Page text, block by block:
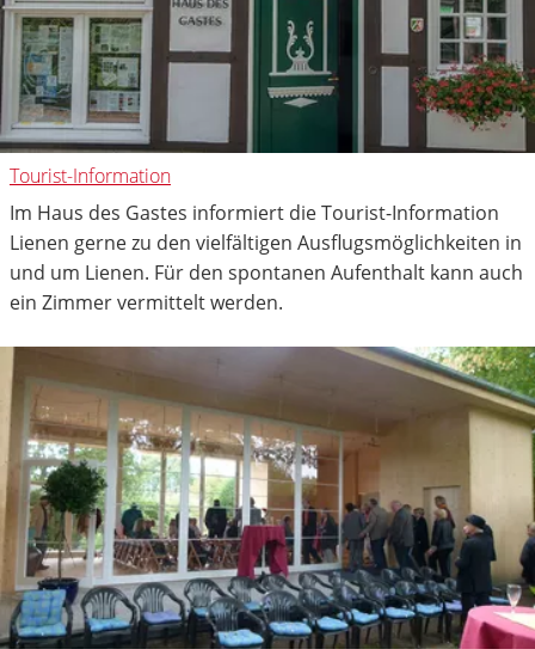
Tourist-Information
Im Haus des Gastes informiert die Tourist-Information
Lienen gerne zu den vielfältigen Ausflugsmöglichkeiten in
und um Lienen. Für den spontanen Aufenthalt kann auch
ein Zimmer vermittelt werden.